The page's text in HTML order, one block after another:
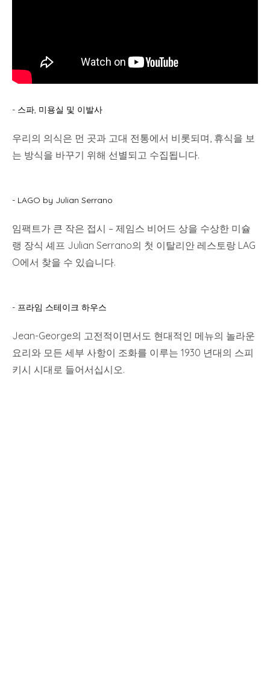
- 스파, 미용실 및 이발사
우리의 의식은 먼 곳과 고대 전통에서 비롯되며, 휴식을 보
는 방식을 바꾸기 위해 선별되고 수집됩니다.
- LAGO by Julian Serrano
임팩트가 큰 작은 접시 – 제임스 비어드 상을 수상한 미슐
랭 장식 셰프 Julian Serrano의 첫 이탈리안 레스토랑 LAG
O에서 찾을 수 있습니다.
- 프라임 스테이크 하우스
Jean-George의 고전적이면서도 현대적인 메뉴의 놀라운
요리와 모든 세부 사항이 조화를 이루는 1930 년대의 스피
키시 시대로 들어서십시오.